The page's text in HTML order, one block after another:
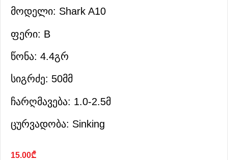
მოდელი: Shark A10
ფერი: B
წონა: 4.4გრ
სიგრძე: 50მმ
ჩარღმავება: 1.0-2.5მ
ცურვადობა: Sinking
15.00₾